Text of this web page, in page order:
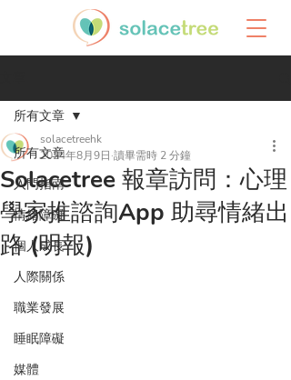
所有文章
入門指南
情緒障礙
個人成長
人際關係
職業發展
睡眠障礙
媒體
所有文章
Solacetree 報章訪問：心理
學家推諮詢App 助尋情緒出
路 (明報)
solacetreehk
2024年8月9日 讀畢需時 2 分鐘